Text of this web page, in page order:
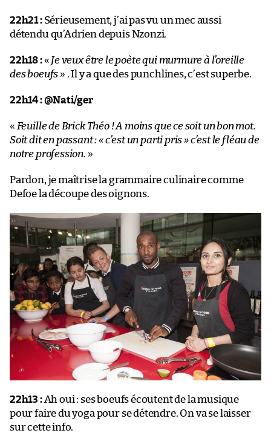
22h21 :Sérieusement, j’ai pas vu un mec aussi
détendu qu’Adrien depuis Nzonzi.
22h18 :« Je veux être le poète qui murmure à l’oreille
des boeufs » . Il y a que des punchlines, c’est superbe.
22h14 :@Nati/ger
« Feuille de Brick Théo ! A moins que ce soit un bon mot.
Soit dit en passant : « c’est un parti pris » c’est le fléau de
notre profession. »
Pardon, je maîtrise la grammaire culinaire comme
Defoe la découpe des oignons.
22h13 :Ah oui : ses boeufs écoutent de la musique
pour faire du yoga pour se détendre. On va se laisser
sur cette info.